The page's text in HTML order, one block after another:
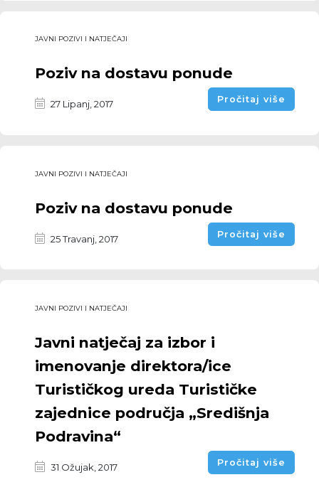
JAVNI POZIVI I NATJEČAJI
Poziv na dostavu ponude
27 Lipanj, 2017 Pročitaj više
JAVNI POZIVI I NATJEČAJI
Poziv na dostavu ponude
25 Travanj, 2017 Pročitaj više
JAVNI POZIVI I NATJEČAJI
Javni natječaj za izbor i
imenovanje direktora/ice
Turističkog ureda Turističke
zajednice područja „Središnja
Podravina“
31 Ožujak, 2017 Pročitaj više